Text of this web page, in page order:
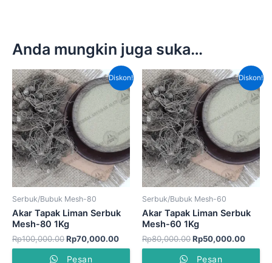
Anda mungkin juga suka…
Diskon!
Serbuk/Bubuk Mesh-80
Akar Tapak Liman Serbuk
Mesh-80 1Kg
Rp100,000.00
Harga
aslinya
adalah:
Rp100,000.00.
Rp70,000.00
Harga
saat
ini
adalah:
Rp70,000.00.
Pesan
Diskon!
Serbuk/Bubuk Mesh-60
Akar Tapak Liman Serbuk
Mesh-60 1Kg
Rp80,000.00
Harga
aslinya
adalah:
Rp80,000.00.
Rp50,000.00
Harga
saat
ini
Pesan